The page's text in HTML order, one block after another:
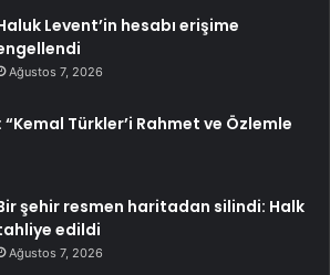
Levent’in hesabı erişime
Ağustos 7, 2026
“Kemal Türkler’i Rahmet ve Özlemle
şehir resmen haritadan silindi: Halk
edildi
Ağustos 7, 2026